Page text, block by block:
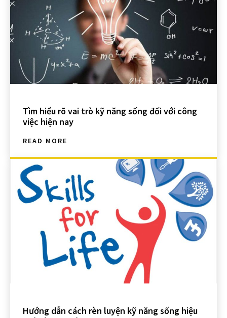
Tìm hiểu rõ vai trò kỹ năng sống đối với công
việc hiện nay
READ MORE
Hướng dẫn cách rèn luyện kỹ năng sống hiệu